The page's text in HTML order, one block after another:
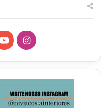
YouTubeInstagram